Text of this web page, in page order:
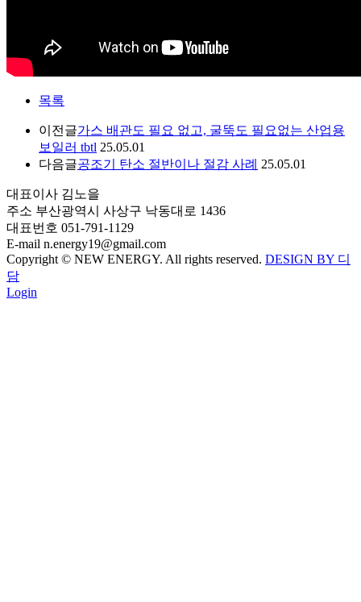
목록
이전글가스 배관도 필요 없고, 굴뚝도 필요없는 산업용
보일러 tbtl 25.05.01
다음글공조기 탄소 절반이나 절감 사례 25.05.01
대표이사 김노을
주소 부산광역시 사상구 낙동대로 1436
대표번호 051-791-1129
E-mail n.energy19@gmail.com
Copyright © NEW ENERGY. All rights reserved. DESIGN BY 디
담
Login